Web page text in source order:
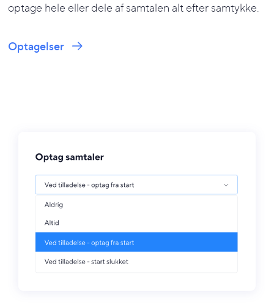
optage hele eller dele af samtalen alt efter samtykke.
Optagelser